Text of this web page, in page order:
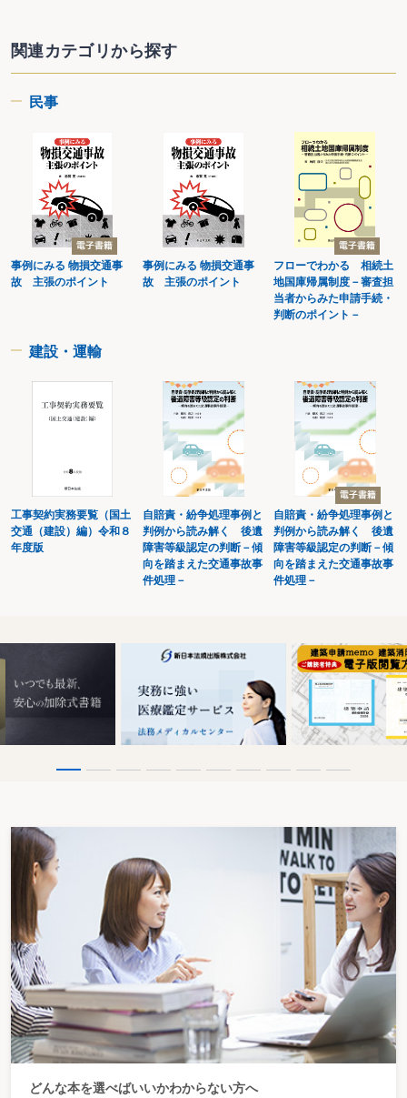
第２章 ドローン関係法令の今後の動向
１ 有人地帯における目視外飛行(レベル４)の実現
１ ドローンの規制の動向
２ 所有者等の把握のための登録制度
３ 使用する機体の信頼性確保のための認証制度
４ 操縦ライセンス制度の創設
５ 運航管理ルールの構築
第３章 ドローン飛行における規制と飛行許可等の手続
第１ 航空法の規制・手続
１ 国土交通大臣による「許可」や「承認」が必要な飛行とは
２ 「許可」や「承認」の申請に必要な書類
３ 「許可」や「承認」の申請先・提出期限・申請方法
６ 飛行経歴が10時間未満でも「許可」や「承認」がでる場合とは
８ 空港周辺・150m以上の禁止空域を飛行させるための追加基準とは
９ 人口密集地域(DID地区)の上空を飛行させるための追加基準とは
10 第三者の上空をやむを得ず飛行させる場合の追加基準とは
11 夜間飛行を行うための追加基準とは
12 目視外飛行を行う場合の追加基準とは
13 補助者なしの目視外飛行を行う場合の追加基準とは
14 30mの距離を保てない飛行を行う場合の追加基準とは
15 催し場所の上空における飛行を行う場合の追加基準とは
16 危険物の輸送を行う場合の追加基準とは
17 物件投下を行う場合の追加基準とは
第２ 小型無人機等飛行禁止法の規制・手続
18 対象施設やその周辺の上空を飛行させる場合の手続とは
20 物にドローンを接触させてしまった場合(対物事故)の責任
第２ 操縦者以外の者が負う可能性のある事故責任
21 従業員が起こした事故に対する使用者の事故責任
22 ドローンの製造業者の事故責任
23 自動操縦プログラム開発者の事故責任
第５章 ドローン飛行時の留意点等
25 ドローンで撮影した写真を無断使用された場合
29 測量を行う場合
30 警備を行う場合
31 農薬散布を行う場合
32 災害発生時の調査・捜索・救助・報道
33 期待されている分野と今後の動向
34 ドローンを改造して飛行させたい場合
35 ドローンへスマートフォンを取り付けて飛行させたい場合
36 海外から輸入したドローンや自作ドローンを飛行させたい場合
37 他人の土地上空を飛行させたい場合
38 道路や河川の上空を飛行させたい場合
39 風邪薬を飲んでドローンを操縦する場合
40 ドローンを廃棄したい場合
41 ドローンの事故を報告する場合
関連カテゴリから探す
民事
事例にみる 物損交通事
故 主張のポイント
事例にみる 物損交通事
故 主張のポイント
フローでわかる 相続土
地国庫帰属制度－審査担
当者からみた申請手続・
判断のポイント－
建設・運輸
工事契約実務要覧（国土
交通（建設）編）令和８
年度版
自賠責・紛争処理事例と
判例から読み解く 後遺
障害等級認定の判断－傾
向を踏まえた交通事故事
件処理－
自賠責・紛争処理事例と
判例から読み解く 後遺
障害等級認定の判断－傾
向を踏まえた交通事故事
件処理－
どんな本を選べばいいかわからない方へ